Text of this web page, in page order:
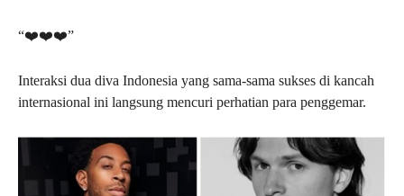
“❤️❤️❤️”
Interaksi dua diva Indonesia yang sama-sama sukses di kancah
internasional ini langsung mencuri perhatian para penggemar.